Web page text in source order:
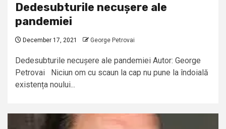
Dedesubturile necușere ale
pandemiei
December 17, 2021 George Petrovai
Dedesubturile necușere ale pandemiei Autor: George
Petrovai Niciun om cu scaun la cap nu pune la îndoială
existența noului...